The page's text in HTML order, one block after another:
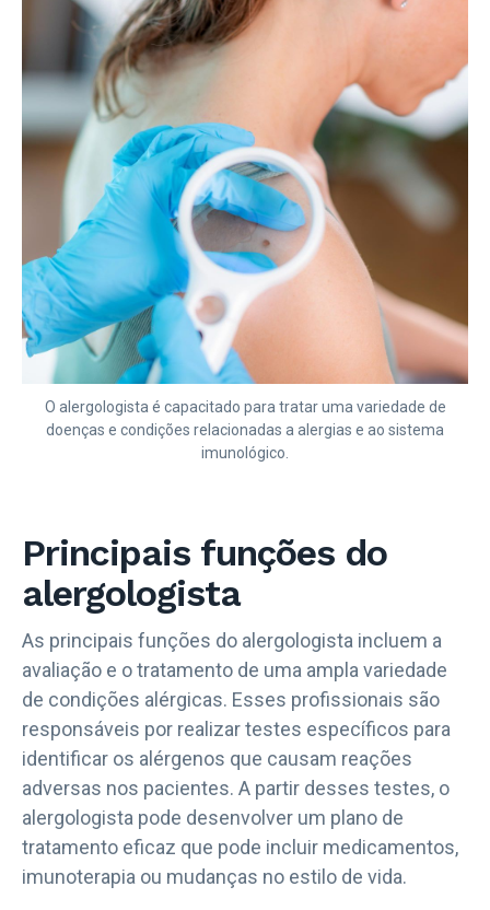
O alergologista é capacitado para tratar uma variedade de
doenças e condições relacionadas a alergias e ao sistema
imunológico.
Principais funções do
alergologista
As principais funções do alergologista incluem a
avaliação e o tratamento de uma ampla variedade
de condições alérgicas. Esses profissionais são
responsáveis por realizar testes específicos para
identificar os alérgenos que causam reações
adversas nos pacientes. A partir desses testes, o
alergologista pode desenvolver um plano de
tratamento eficaz que pode incluir medicamentos,
imunoterapia ou mudanças no estilo de vida.